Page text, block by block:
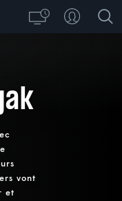
vont
et